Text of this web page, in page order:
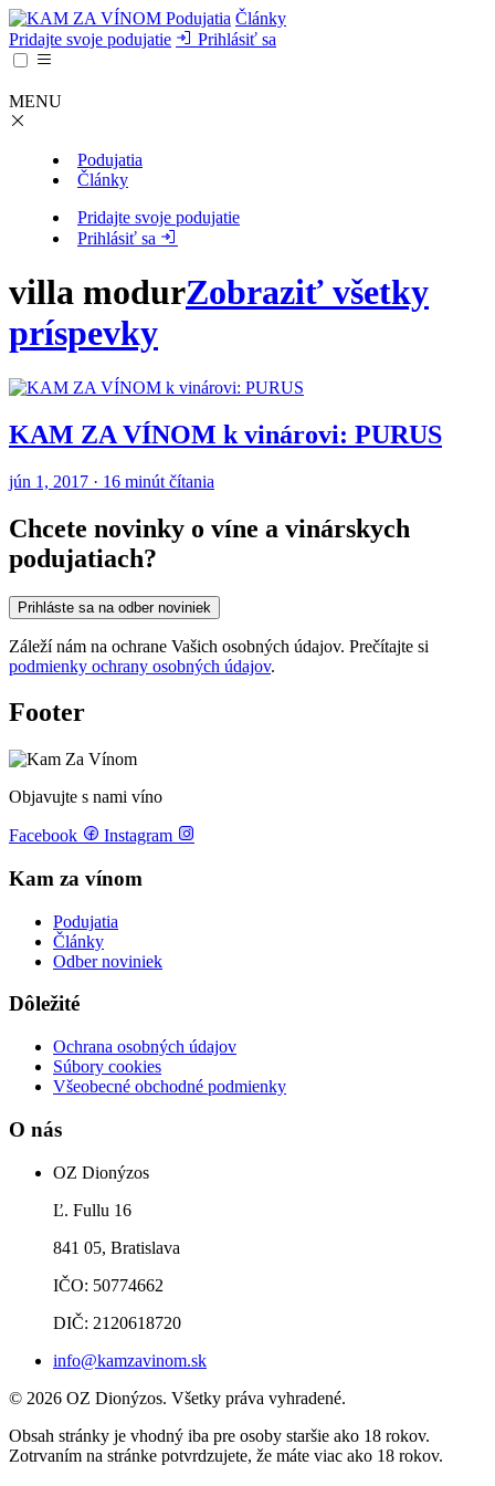
Podujatia Články
Pridajte svoje podujatie
Prihlásiť sa
MENU
Podujatia
Články
Pridajte svoje podujatie
Prihlásiť sa
villa modurZobraziť všetky
príspevky
KAM ZA VÍNOM k vinárovi: PURUS
jún 1, 2017 · 16 minút čítania
Chcete novinky o víne a vinárskych
podujatiach?
Prihláste sa na odber noviniek
Záleží nám na ochrane Vašich osobných údajov. Prečítajte si
podmienky ochrany osobných údajov.
Footer
Objavujte s nami víno
Facebook Instagram
Kam za vínom
Podujatia
Články
Odber noviniek
Dôležité
Ochrana osobných údajov
Súbory cookies
Všeobecné obchodné podmienky
O nás
OZ Dionýzos
Ľ. Fullu 16
841 05, Bratislava
IČO: 50774662
DIČ: 2120618720
info@kamzavinom.sk
© 2026 OZ Dionýzos. Všetky práva vyhradené.
Obsah stránky je vhodný iba pre osoby staršie ako 18 rokov.
Zotrvaním na stránke potvrdzujete, že máte viac ako 18 rokov.